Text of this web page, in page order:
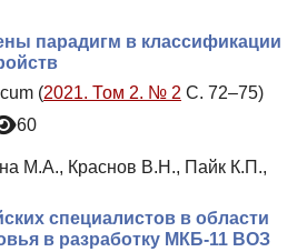
парадигм в классификации
(2021. Том 2. № 2 С. 72–75)
60
М.А., Краснов В.Н., Пайк К.П.,
специалистов в области
в разработку МКБ-11 ВОЗ